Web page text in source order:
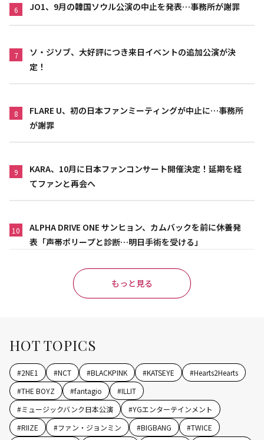
6 JO1、9月の韓国ソウル公演の中止を発表…事務所が謝罪
7
ソ・ジソブ、大好評につき来日イベントの追加公演が決
定！
8
FLARE U、初の日本ファンミーティングが中止に…事務所
が謝罪
9
KARA、10月に日本ファンコンサート開催決定！延期を経
てファンと再会へ
10
ALPHA DRIVE ONE サンヒョン、カムバックを前に休養発
表「声帯ポリープと診断…明日手術を受ける」
もっと見る
HOT TOPICS
#2NE1 #NCT #BLACKPINK #KATSEYE #Hearts2Hearts
#THE BOYZ #fantagio #ILLIT
#ミュージックバンク日本公演 #YGエンターテインメント
#RIIZE #ファン・ジョンミン #BIGBANG #TWICE